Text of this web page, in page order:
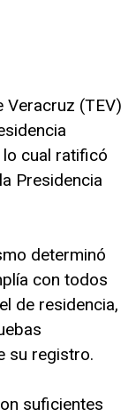
Veracruz (TEV)
cual ratificó
Presidencia
determinó
con todos
de residencia,
su registro.
suficientes